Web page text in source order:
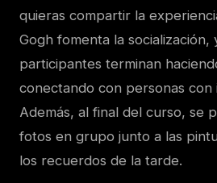
quieras compartir la
Gogh fomenta la socialización,
participantes terminan
conectando con personas con
Además, al final del curso, se
fotos en grupo junto a las
los recuerdos de la tarde.